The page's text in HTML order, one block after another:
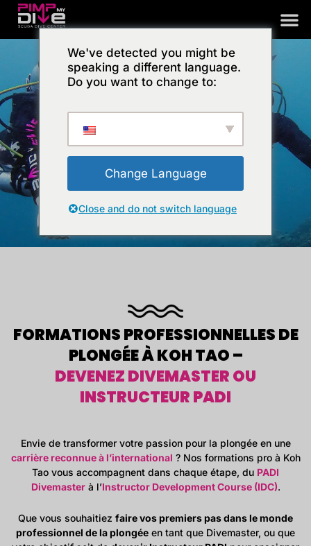
Aller
FORMATIONS PRO
transformez votre passion en métier.
FORMATIONS PROFESSIONNELLES DE
PLONGÉE À KOH TAO –
DEVENEZ DIVEMASTER OU
INSTRUCTEUR PADI
Envie de transformer votre passion pour la plongée en une
carrière reconnue à l’international ? Nos formations pro à Koh
Tao vous accompagnent dans chaque étape, du PADI
Divemasterà l’Instructor Development Course (IDC).
Que vous souhaitiez faire vos premiers pas dans le monde
professionnel de la plongée en tant que Divemaster, ou que
We've detected you might be
speaking a different language.
Do you want to change to:
Change Language
Close and do not switch language